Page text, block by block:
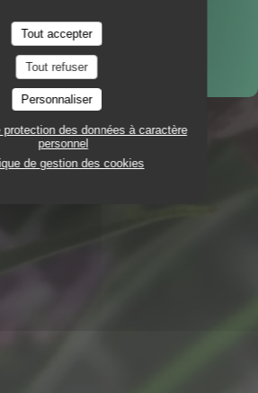
Tout accepter
Tout refuser
Personnaliser
protection des données à caractère
personnel
de gestion des cookies
Je découvre